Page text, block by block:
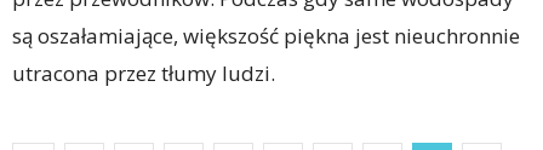
są oszałamiające, większość piękna jest nieuchronnie
utracona przez tłumy ludzi.